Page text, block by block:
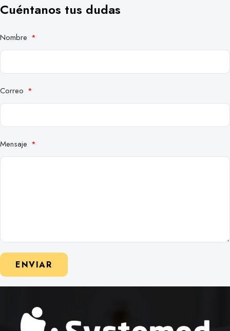
Cuéntanos tus dudas
Nombre
Correo
Mensaje
ENVIAR